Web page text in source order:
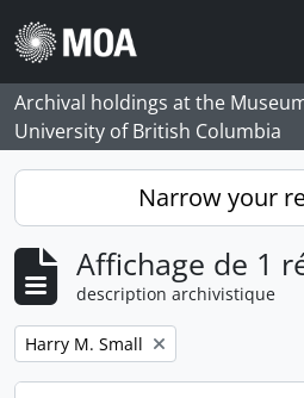
Skip to main content
Archival holdings at the
University of British Columbia
Narrow your
Affichage de 1
description archivistique
Remove filter:
Harry M. Small